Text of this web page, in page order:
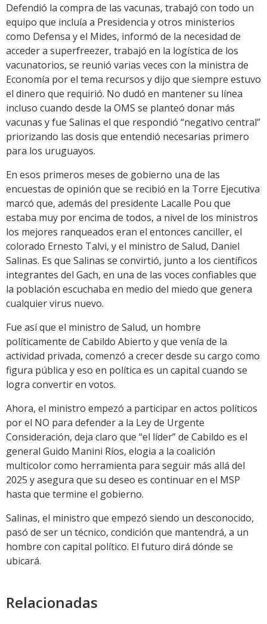
Defendió la compra de las vacunas, trabajó con todo un
equipo que incluía a Presidencia y otros ministerios
como Defensa y el Mides, informó de la necesidad de
acceder a superfreezer, trabajó en la logística de los
vacunatorios, se reunió varias veces con la ministra de
Economía por el tema recursos y dijo que siempre estuvo
el dinero que requirió. No dudó en mantener su línea
incluso cuando desde la OMS se planteó donar más
vacunas y fue Salinas el que respondió “negativo central”
priorizando las dosis que entendió necesarias primero
para los uruguayos.
En esos primeros meses de gobierno una de las
encuestas de opinión que se recibió en la Torre Ejecutiva
marcó que, además del presidente Lacalle Pou que
estaba muy por encima de todos, a nivel de los ministros
los mejores ranqueados eran el entonces canciller, el
colorado Ernesto Talvi, y el ministro de Salud, Daniel
Salinas. Es que Salinas se convirtió, junto a los científicos
integrantes del Gach, en una de las voces confiables que
la población escuchaba en medio del miedo que genera
cualquier virus nuevo.
Fue así que el ministro de Salud, un hombre
políticamente de Cabildo Abierto y que venía de la
actividad privada, comenzó a crecer desde su cargo como
figura pública y eso en política es un capital cuando se
logra convertir en votos.
Ahora, el ministro empezó a participar en actos políticos
por el NO para defender a la Ley de Urgente
Consideración, deja claro que “el líder” de Cabildo es el
general Guido Manini Ríos, elogia a la coalición
multicolor como herramienta para seguir más allá del
2025 y asegura que su deseo es continuar en el MSP
hasta que termine el gobierno.
Salinas, el ministro que empezó siendo un desconocido,
pasó de ser un técnico, condición que mantendrá, a un
hombre con capital político. El futuro dirá dónde se
ubicará.
Relacionadas